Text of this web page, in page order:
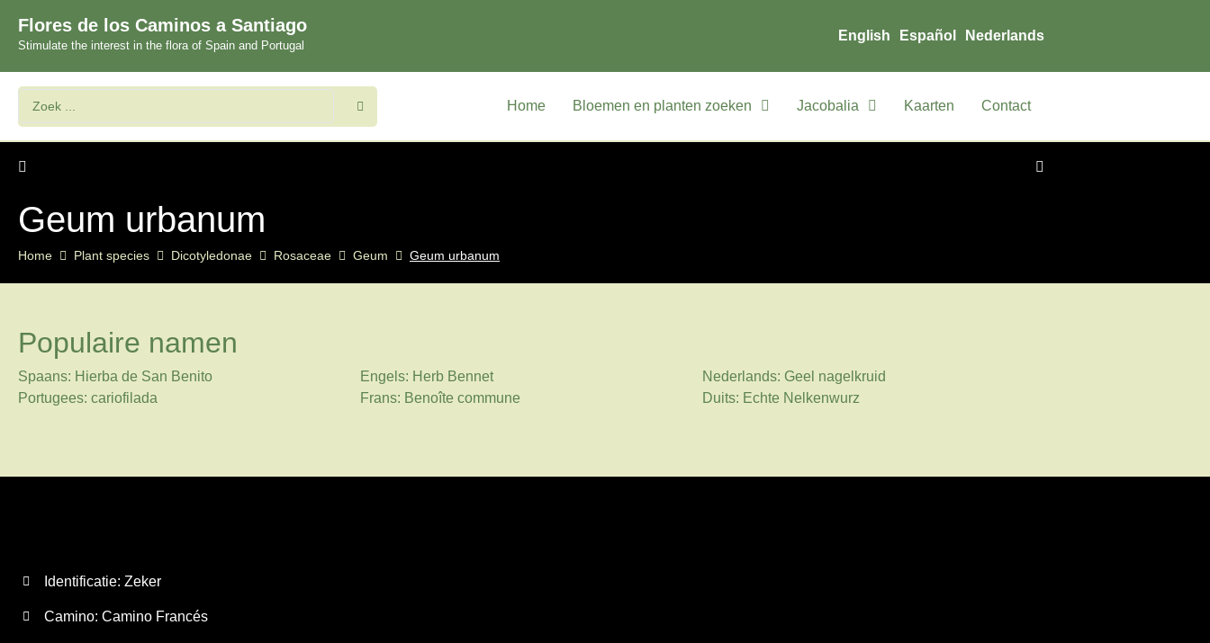
Flores de los Caminos a Santiago
Stimulate the interest in the flora of Spain and Portugal
English Español Nederlands
Home Bloemen en planten zoeken Jacobalia Kaarten Contact
Geum urbanum
Home Plant species Dicotyledonae Rosaceae Geum Geum urbanum
Populaire namen
Spaans: Hierba de San Benito Engels: Herb Bennet
Nederlands: Geel nagelkruid
Portugees: cariofilada
Frans: Benoîte commune Duits: Echte Nelkenwurz
Identificatie: Zeker
Camino: Camino Francés